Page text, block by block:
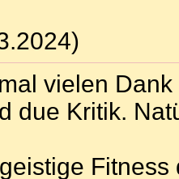
vielen
due Kritik.